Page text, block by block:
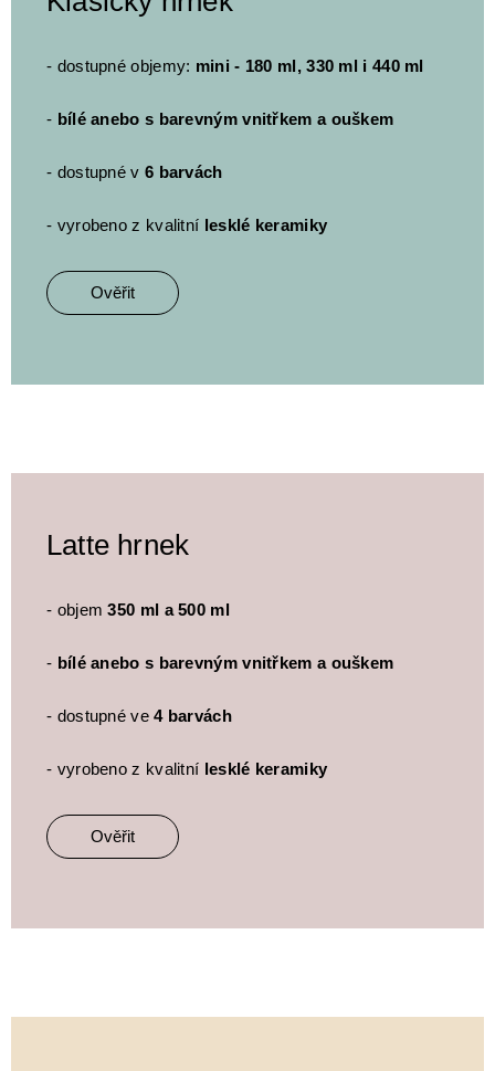
- dostupné objemy: mini - 180 ml, 330 ml i 440 ml
- bílé anebo s barevným vnitřkem a ouškem
- dostupné v 6 barvách
- vyrobeno z kvalitní lesklé keramiky
Ověřit
Latte hrnek
- objem350 ml a 500 ml
- bílé anebo s barevným vnitřkem a ouškem
- dostupné ve4 barvách
- vyrobeno z kvalitní lesklé keramiky
Ověřit